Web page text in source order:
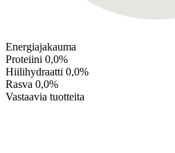
Energiajakauma
Proteiini 0,0%
Hiilihydraatti 0,0%
Rasva 0,0%
Vastaavia tuotteita